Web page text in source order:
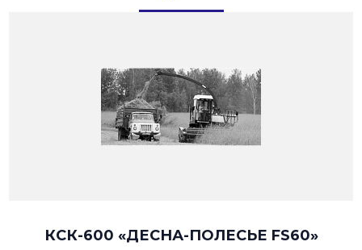
КСК-600 «ДЕСНА-ПОЛЕСЬЕ FS60»